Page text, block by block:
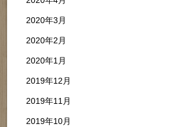
2020年3月
2020年2月
2020年1月
2019年12月
2019年11月
2019年10月